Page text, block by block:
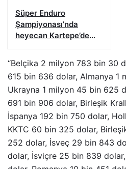
Süper Enduro
Şampiyonası’nda
heyecan Kartepe’de
“Belçika 2 milyon 783 bin 30
615 bin 636 dolar, Almanya 1
Ukrayna 1 milyon 45 bin 625
691 bin 906 dolar, Birleşik
İspanya 192 bin 750 dolar,
KKTC 60 bin 325 dolar,
252 dolar, İsveç 29 bin 843
dolar, İsviçre 25 bin 839